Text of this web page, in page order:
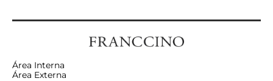
Área Interna
Área Externa